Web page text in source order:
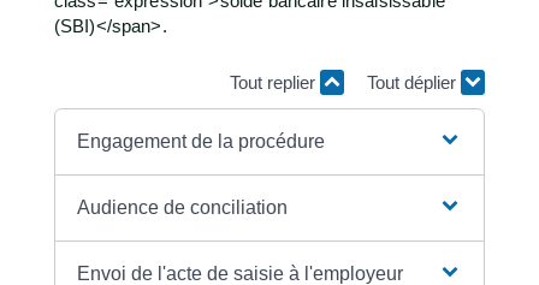
(SBI)</span>.
Tout replier Tout déplier
Engagement de la procédure
Audience de conciliation
Envoi de l'acte de saisie à l'employeur